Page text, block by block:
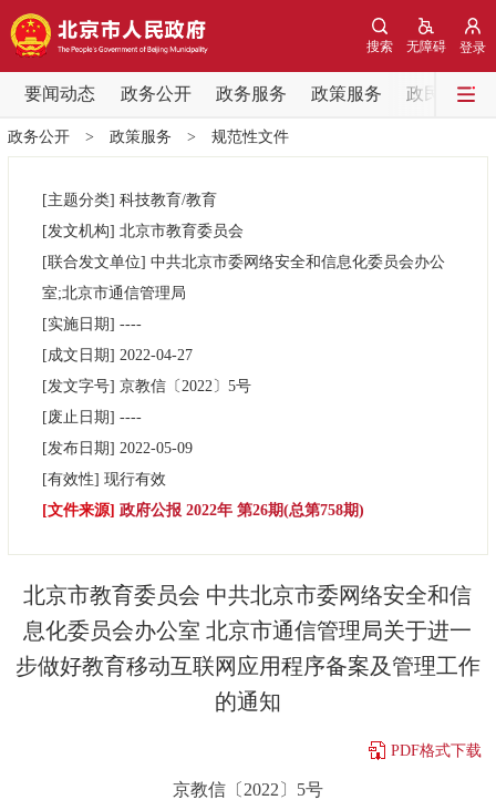
登录
无障碍
搜索
要闻动态 政务公开 政务服务 政策服务 政民互动
要闻动态
党中央精神 国务院信息
北京要闻
政务公开
市领导 机构职能
政策兑现
个人服务 法人服务 部门服务
利企服务
政务公开> 政策服务 > 规范性文件
[主题分类] 科技教育/教育
[发文机构] 北京市教育委员会
[联合发文单位] 中共北京市委网络安全和信息化委员会办公
室;北京市通信管理局
[实施日期] ----
[成文日期] 2022-04-27
[发文字号] 京教信〔2022〕 5号
[废止日期] ----
[发布日期] 2022-05-09
[有效性] 现行有效
[文件来源] 政府公报 2022年 第26期(总第758期)
北京市教育委员会 中共北京市委网络安全和信
息化委员会办公室 北京市通信管理局关于进一
步做好教育移动互联网应用程序备案及管理工作
的通知
PDF格式下载
京教信〔2022〕5号